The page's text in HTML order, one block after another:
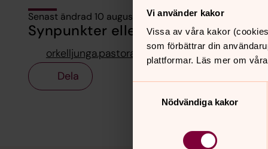
Vi använder kakor
Vissa av våra kakor
som förbättrar din
plattformar. Läs mer om
Nödvändiga kakor
Senast ändrad 10 augusti 2023
Synpunkter eller frågor på sidans
orkelljunga.pastorat@svenskakyrkan.se
Dela